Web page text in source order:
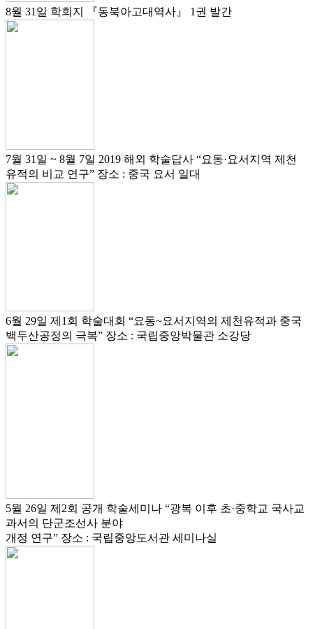
8월 31일 학회지 『동북아고대역사』 1권 발간
7월 31일 ~ 8월 7일 2019 해외 학술답사 “요동·요서지역 제천
유적의 비교 연구” 장소 : 중국 요서 일대
6월 29일 제1회 학술대회 “요동~요서지역의 제천유적과 중국
백두산공정의 극복” 장소 : 국립중앙박물관 소강당
5월 26일 제2회 공개 학술세미나 “광복 이후 초·중학교 국사교
과서의 단군조선사 분야
개정 연구” 장소 : 국립중앙도서관 세미나실